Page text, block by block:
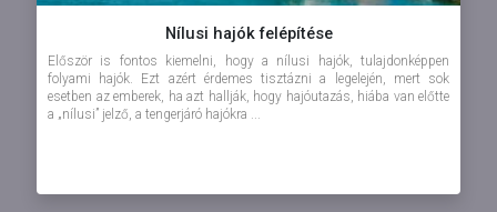
Nílusi hajók felépítése
Először is fontos kiemelni, hogy a nílusi hajók, tulajdonképpen
folyami hajók. Ezt azért érdemes tisztázni a legelején, mert sok
esetben az emberek, ha azt hallják, hogy hajóutazás, hiába van előtte
a „nílusi” jelző, a tengerjáró hajókra ...